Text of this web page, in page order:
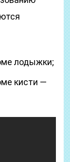
лодыжки;
кисти —